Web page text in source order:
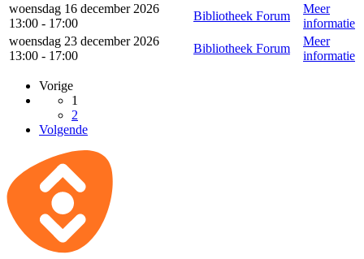
woensdag 16 december 2026
13:00 - 17:00
Bibliotheek Forum
Meer
informatie
woensdag 23 december 2026
13:00 - 17:00
Bibliotheek Forum
Meer
informatie
Vorige
1
2
Volgende